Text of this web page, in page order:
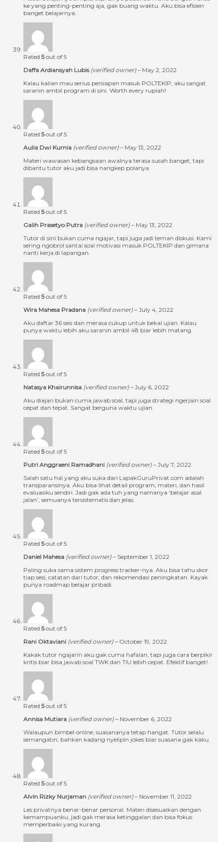
ke yang penting-penting aja, gak buang waktu. Aku bisa efisien
banget belajarnya.
Rated 5out of 5
Daffa Ardiansyah Lubis (verified owner) – May 2, 2022
Kalau kalian mau serius persiapan masuk POLTEKIP, aku sangat
saranin ambil program di sini. Worth every rupiah!
Rated 5out of 5
Aulia Dwi Kurnia (verified owner) – May 13, 2022
Materi wawasan kebangsaan awalnya terasa susah banget, tapi
dibantu tutor aku jadi bisa nangkep polanya.
Rated 5out of 5
Galih Prasetyo Putra (verified owner) – May 13, 2022
Tutor di sini bukan cuma ngajar, tapi juga jadi teman diskusi. Kami
sering ngobrol santai soal motivasi masuk POLTEKIP dan gimana
nanti kerja di lapangan.
Rated 5out of 5
Wira Mahesa Pradana (verified owner) – July 4, 2022
Aku daftar 36 sesi dan merasa cukup untuk bekal ujian. Kalau
punya waktu lebih aku saranin ambil 48 biar lebih matang.
Rated 5out of 5
Natasya Khairunnisa (verified owner) – July 6, 2022
Aku diajari bukan cuma jawab soal, tapi juga strategi ngerjain soal
cepat dan tepat. Sangat berguna waktu ujian.
Rated 5out of 5
Putri Anggraeni Ramadhani (verified owner) – July 7, 2022
Salah satu hal yang aku suka dari LapakGuruPrivat.com adalah
transparansinya. Aku bisa lihat detail program, materi, dan hasil
evaluasiku sendiri. Jadi gak ada tuh yang namanya ‘belajar asal
jalan’, semuanya tersistematis dan jelas.
Rated 5out of 5
Daniel Mahesa (verified owner) – September 1, 2022
Paling suka sama sistem progress tracker-nya. Aku bisa tahu skor
tiap sesi, catatan dari tutor, dan rekomendasi peningkatan. Kayak
punya roadmap belajar pribadi.
Rated 5out of 5
Rani Oktaviani (verified owner) – October 19, 2022
Kakak tutor ngajarin aku gak cuma hafalan, tapi juga cara berpikir
kritis biar bisa jawab soal TWK dan TIU lebih cepat. Efektif banget!
Rated 5out of 5
Annisa Mutiara (verified owner) – November 6, 2022
Walaupun bimbel online, suasananya tetap hangat. Tutor selalu
semangatin, bahkan kadang nyelipin jokes biar suasana gak kaku.
Rated 5out of 5
Alvin Rizky Nurjaman (verified owner) – November 11, 2022
Les privatnya benar-benar personal. Materi disesuaikan dengan
kemampuanku, jadi gak merasa ketinggalan dan bisa fokus
memperbaiki yang kurang.